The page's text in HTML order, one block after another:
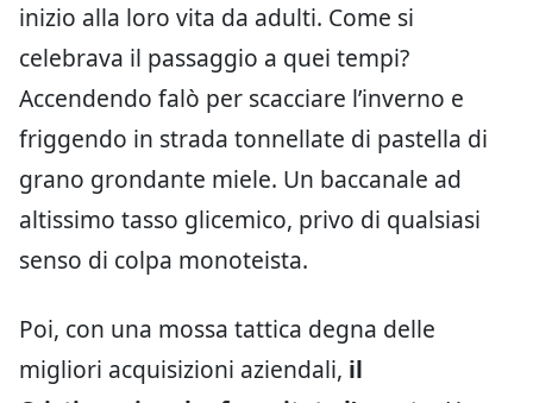
inizio alla loro vita da adulti. Come si
celebrava il passaggio a quei tempi?
Accendendo falò per scacciare l’inverno e
friggendo in strada tonnellate di pastella di
grano grondante miele. Un baccanale ad
altissimo tasso glicemico, privo di qualsiasi
senso di colpa monoteista.
Poi, con una mossa tattica degna delle
migliori acquisizioni aziendali, il